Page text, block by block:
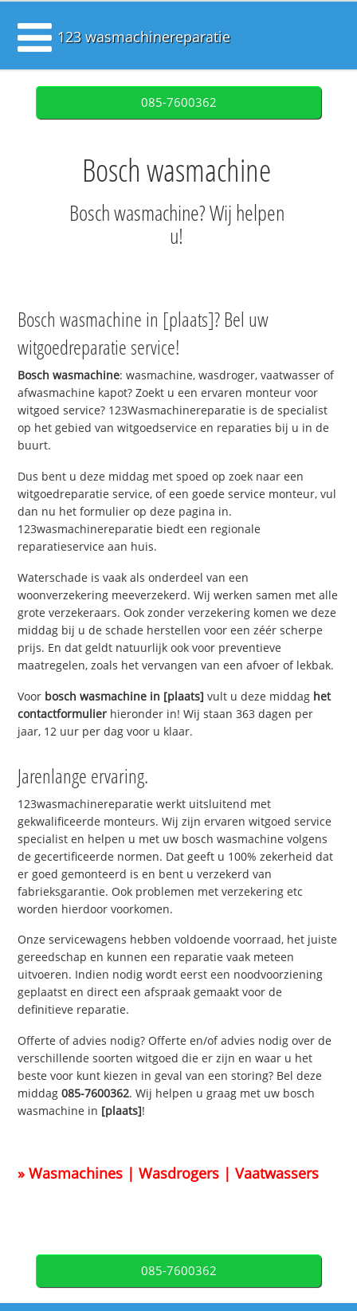
123 wasmachinereparatie
085-7600362
Bosch wasmachine
Bosch wasmachine? Wij helpen
u!
Bosch wasmachine in [plaats]? Bel uw
witgoedreparatie service!
Bosch wasmachine: wasmachine, wasdroger, vaatwasser of
afwasmachine kapot? Zoekt u een ervaren monteur voor
witgoed service? 123Wasmachinereparatie is de specialist
op het gebied van witgoedservice en reparaties bij u in de
buurt.
Dus bent u deze middag met spoed op zoek naar een
witgoedreparatie service, of een goede service monteur, vul
dan nu het formulier op deze pagina in.
123wasmachinereparatie biedt een regionale
reparatieservice aan huis.
Waterschade is vaak als onderdeel van een
woonverzekering meeverzekerd. Wij werken samen met alle
grote verzekeraars. Ook zonder verzekering komen we deze
middag bij u de schade herstellen voor een zéér scherpe
prijs. En dat geldt natuurlijk ook voor preventieve
maatregelen, zoals het vervangen van een afvoer of lekbak.
Voor bosch wasmachine in [plaats] vult u deze middag het
contactformulier hieronder in! Wij staan 363 dagen per
jaar, 12 uur per dag voor u klaar.
Jarenlange ervaring.
123wasmachinereparatie werkt uitsluitend met
gekwalificeerde monteurs. Wij zijn ervaren witgoed service
specialist en helpen u met uw bosch wasmachine volgens
de gecertificeerde normen. Dat geeft u 100% zekerheid dat
er goed gemonteerd is en bent u verzekerd van
fabrieksgarantie. Ook problemen met verzekering etc
worden hierdoor voorkomen.
Onze servicewagens hebben voldoende voorraad, het juiste
gereedschap en kunnen een reparatie vaak meteen
uitvoeren. Indien nodig wordt eerst een noodvoorziening
geplaatst en direct een afspraak gemaakt voor de
definitieve reparatie.
Offerte of advies nodig? Offerte en/of advies nodig over de
verschillende soorten witgoed die er zijn en waar u het
beste voor kunt kiezen in geval van een storing? Bel deze
middag085-7600362. Wij helpen u graag met uw bosch
wasmachine in [plaats]!
» Wasmachines | Wasdrogers | Vaatwassers
085-7600362